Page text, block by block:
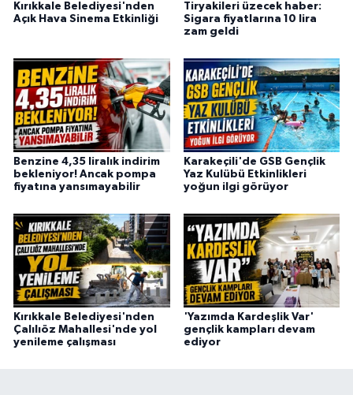
Kırıkkale Belediyesi'nden
Açık Hava Sinema Etkinliği
Tiryakileri üzecek haber:
Sigara fiyatlarına 10 lira
zam geldi
Benzine 4,35 liralık indirim
bekleniyor! Ancak pompa
fiyatına yansımayabilir
Karakeçili'de GSB Gençlik
Yaz Kulübü Etkinlikleri
yoğun ilgi görüyor
Kırıkkale Belediyesi'nden
Çalılıöz Mahallesi'nde yol
yenileme çalışması
'Yazımda Kardeşlik Var'
gençlik kampları devam
ediyor